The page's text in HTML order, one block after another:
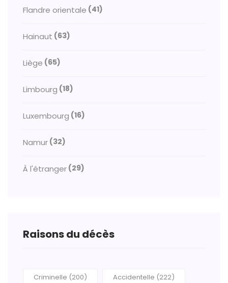
Flandre orientale (41)
Hainaut (63)
Liège (65)
Limbourg (18)
Luxembourg (16)
Namur (32)
À l'étranger (29)
Raisons du décès
Criminelle (200) Accidentelle (222)